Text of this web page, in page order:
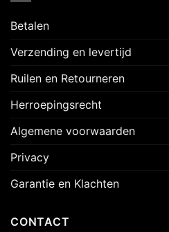
Betalen
Verzending en levertijd
Ruilen en Retourneren
Herroepingsrecht
Algemene voorwaarden
Privacy
Garantie en Klachten
CONTACT